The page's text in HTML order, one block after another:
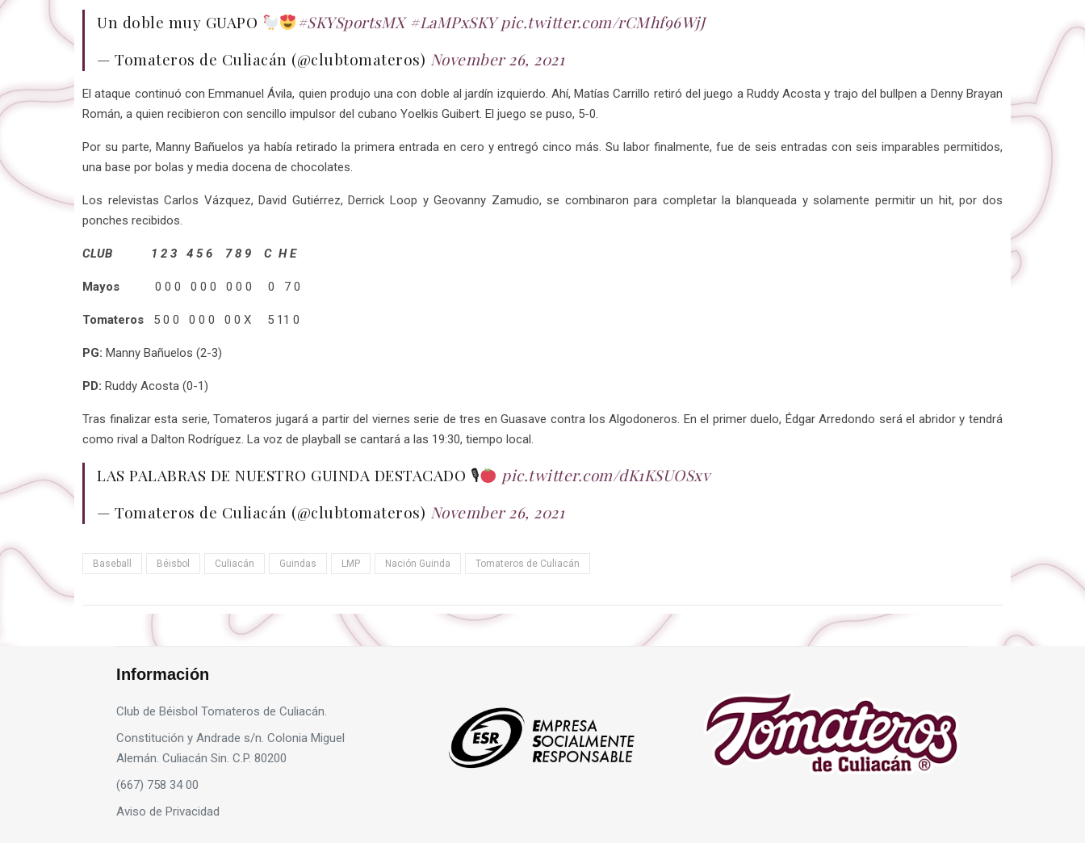
Un doble muy GUAPO #SKYSportsMX #LaMPxSKY pic.twitter.com/rCMhf96WjJ
— Tomateros de Culiacán (@clubtomateros) November 26, 2021
El ataque continuó con Emmanuel Ávila, quien produjo una con doble al jardín izquierdo. Ahí, Matías Carrillo retiró del juego a Ruddy Acosta y trajo del bullpen a Denny Brayan
Román, a quien recibieron con sencillo impulsor del cubano Yoelkis Guibert. El juego se puso, 5-0.
Por su parte, Manny Bañuelos ya había retirado la primera entrada en cero y entregó cinco más. Su labor finalmente, fue de seis entradas con seis imparables permitidos,
una base por bolas y media docena de chocolates.
Los relevistas Carlos Vázquez, David Gutiérrez, Derrick Loop y Geovanny Zamudio, se combinaron para completar la blanqueada y solamente permitir un hit, por dos
ponches recibidos.
CLUB 1 2 3 4 5 6 7 8 9 C H E
Mayos 0 0 0 0 0 0 0 0 0 0 7 0
Tomateros 5 0 0 0 0 0 0 0 X 5 11 0
PG: Manny Bañuelos (2-3)
PD: Ruddy Acosta (0-1)
Tras finalizar esta serie, Tomateros jugará a partir del viernes serie de tres en Guasave contra los Algodoneros. En el primer duelo, Édgar Arredondo será el abridor y tendrá
como rival a Dalton Rodríguez. La voz de playball se cantará a las 19:30, tiempo local.
LAS PALABRAS DE NUESTRO GUINDA DESTACADO 🎙
pic.twitter.com/dK1KSUOSxv
— Tomateros de Culiacán (@clubtomateros) November 26, 2021
Baseball Béisbol Culiacán Guindas LMP Nación Guinda Tomateros de Culiacán
Información
Club de Béisbol Tomateros de Culiacán.
Constitución y Andrade s/n. Colonia Miguel
Alemán. Culiacán Sin. C.P. 80200
(667) 758 34 00
Aviso de Privacidad